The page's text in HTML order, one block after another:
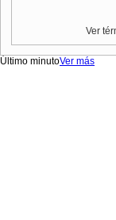
Ver
Último minutoVer más